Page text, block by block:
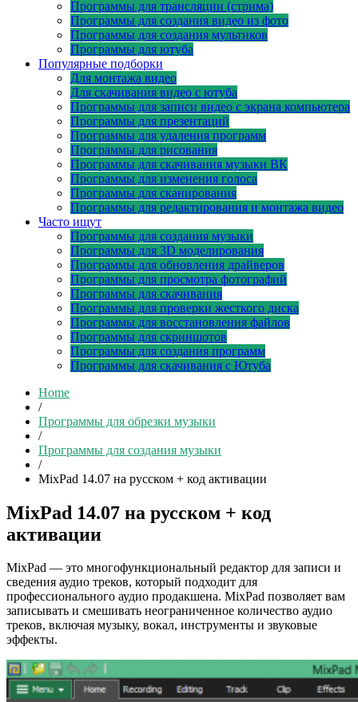
Программы для трансляции (стрима)
Программы для создания видео из фото
Программы для создания мультиков
Программы для ютуба
Популярные подборки
Для монтажа видео
Для скачивания видео с ютуба
Программы для записи видео с экрана компьютера
Программы для презентаций
Программы для удаления программ
Программы для рисования
Программы для скачивания музыки ВК
Программы для изменения голоса
Программы для сканирования
Программы для редактирования и монтажа видео
Часто ищут
Программы для создания музыки
Программы для 3D моделирования
Программы для обновления драйверов
Программы для просмотра фотографий
Программы для скачивания
Программы для проверки жесткого диска
Программы для восстановления файлов
Программы для скриншотов
Программы для создания программ
Программы для скачивания с Ютуба
Home
/
Программы для обрезки музыки
/
Программы для создания музыки
/
MixPad 14.07 на русском + код активации
MixPad 14.07 на русском + код
активации
MixPad — это многофункциональный редактор для записи и
сведения аудио треков, который подходит для
профессионального аудио продакшена. MixPad позволяет вам
записывать и смешивать неограниченное количество аудио
треков, включая музыку, вокал, инструменты и звуковые
эффекты.